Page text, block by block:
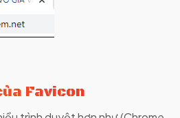
Favicon